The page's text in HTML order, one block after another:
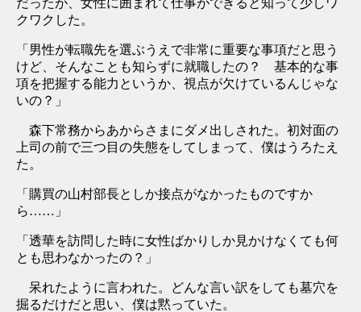
クワクした。
「男性が転職先を選ぶうえで非常に重要な事項だと思う
けど、そんなことも知らずに就職したの？ 基本的な事
項を把握する能力というか、視点が欠けているんじゃな
いの？」
森下常務からあからさまにダメ出しされた。初対面の
上司の前で三つ目の失態をしてしまって、僕はうろたえ
た。
「購買の山村部長としか接点がなかったものですか
ら……」
「透華を訪問した時に女性ばかりしか見かけなくても何
とも思わなかったの？」
呆れたように言われた。どんな言い訳をしても墓穴を
掘るだけだと思い、僕は黙っていた。